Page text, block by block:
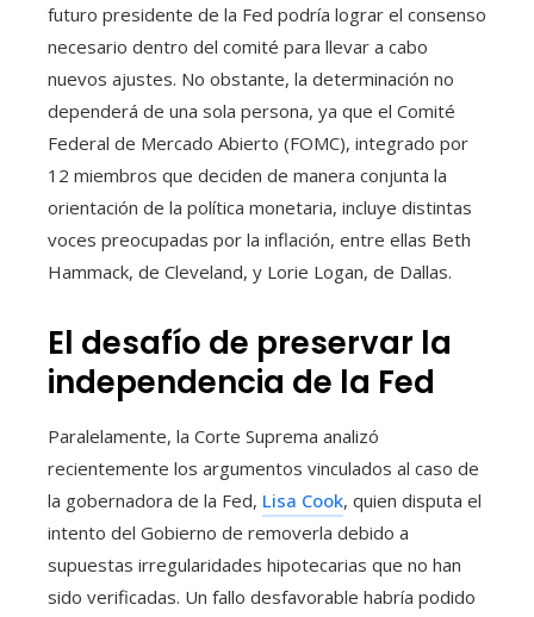
futuro presidente de la Fed podría lograr el consenso
necesario dentro del comité para llevar a cabo
nuevos ajustes. No obstante, la determinación no
dependerá de una sola persona, ya que el Comité
Federal de Mercado Abierto (FOMC), integrado por
12 miembros que deciden de manera conjunta la
orientación de la política monetaria, incluye distintas
voces preocupadas por la inflación, entre ellas Beth
Hammack, de Cleveland, y Lorie Logan, de Dallas.
El desafío de preservar la
independencia de la Fed
Paralelamente, la Corte Suprema analizó
recientemente los argumentos vinculados al caso de
la gobernadora de la Fed, Lisa Cook, quien disputa el
intento del Gobierno de removerla debido a
supuestas irregularidades hipotecarias que no han
sido verificadas. Un fallo desfavorable habría podido